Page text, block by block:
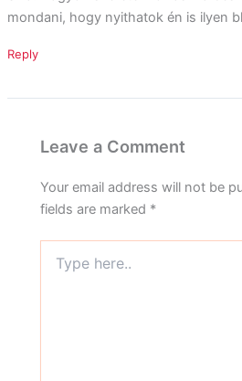
mondani, hogy nyithatok én is ilyen
Reply
Leave a Comment
Your email address will not be
fields are marked *
here..